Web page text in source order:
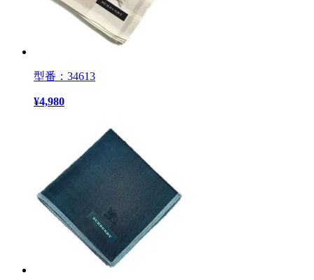
型番：34613
¥4,980